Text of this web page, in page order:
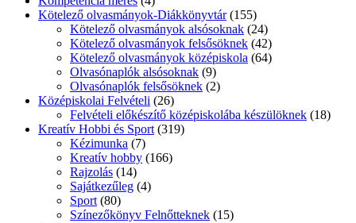
Kötelező olvasmányok-Diákkönyvtár (155)
Kötelező olvasmányok alsósoknak (24)
Kötelező olvasmányok felsősöknek (42)
Kötelező olvasmányok középiskola (64)
Olvasónaplók alsósoknak (9)
Olvasónaplók felsősöknek (2)
Középiskolai Felvételi (26)
Felvételi előkészítő középiskolába készülöknek (18)
Kreatív Hobbi és Sport (319)
Kézimunka (7)
Kreatív hobby (166)
Rajzolás (14)
Sajátkezűleg (4)
Sport (80)
Színezőkönyv Felnőtteknek (15)